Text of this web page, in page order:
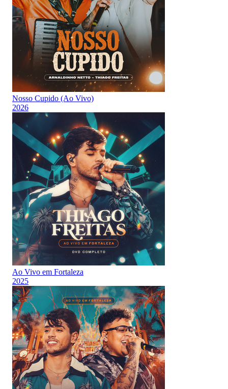
Nosso Cupido (Ao Vivo)
2026
Ao Vivo em Fortaleza
2025